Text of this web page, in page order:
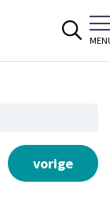
vorige